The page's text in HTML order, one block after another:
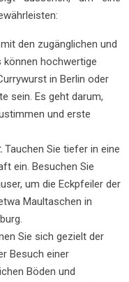
den zugänglichen und
können hochwertige
in Berlin oder
sein. Es geht darum,
und erste
Tauchen Sie tiefer in eine
ein. Besuchen Sie
um die Eckpfeiler der
Maultaschen in
Sie sich gezielt der
Besuch einer
Böden und